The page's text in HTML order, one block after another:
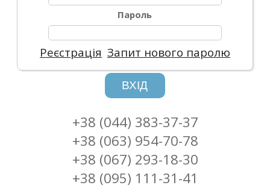
Пароль
Реєстрація Запит нового паролю
ВХІД
+38 (044) 383-37-37
+38 (063) 954-70-78
+38 (067) 293-18-30
+38 (095) 111-31-41